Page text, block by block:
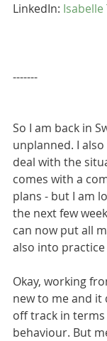
LinkedIn: Isabelle
-------
So I am back in
unplanned. I
deal with the
comes with a
plans - but I am
the next few
can now put all
also into
Okay, working
new to me and
off track in
behaviour. But